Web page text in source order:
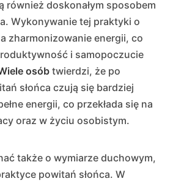
również doskonałym sposobem
Wykonywanie tej praktyki o
zharmonizowanie energii, co
i samopoczucie
osób twierdzi, że po
słońca czują się bardziej
energii, co przekłada się na
oraz w życiu osobistym.
także o wymiarze duchowym,
powitań słońca. W